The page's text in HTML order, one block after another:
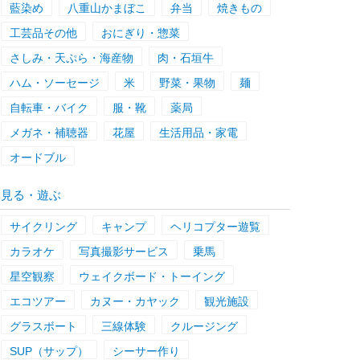
藍染め
八重山かまぼこ 弁当
焼きもの
工芸品その他
おにぎり・惣菜
さしみ・天ぷら・海産物
肉・石垣牛
ハム・ソーセージ
米 野菜・果物
麺
自転車・バイク
服・靴
薬局
メガネ・補聴器
花屋
生活用品・家電
オードブル
見る・遊ぶ
サイクリング キャンプ
ヘリコプター遊覧
カラオケ
写真撮影サービス
乗馬
星空観察
ウェイクボード・トーイング
エコツアー
カヌー・カヤック
観光施設
グラスボート
三線体験
クルージング
SUP（サップ）
シーサー作り